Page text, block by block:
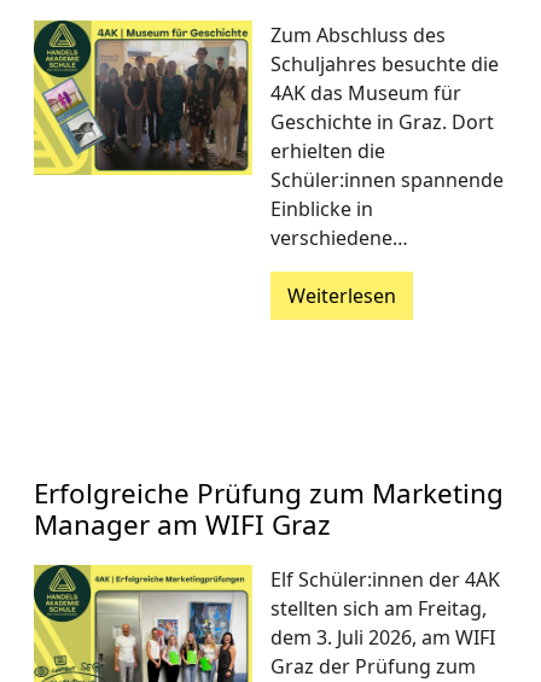
Zum Abschluss des
Schuljahres besuchte die
4AK das Museum für
Geschichte in Graz. Dort
erhielten die
Schüler:innen spannende
Einblicke in
verschiedene…
Weiterlesen
Erfolgreiche Prüfung zum Marketing
Manager am WIFI Graz
Elf Schüler:innen der 4AK
stellten sich am Freitag,
dem 3. Juli 2026, am WIFI
Graz der Prüfung zum